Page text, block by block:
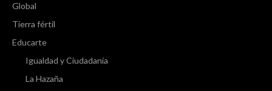
Global
Tierra fértil
Educarte
Igualdad y Ciudadanía
La Hazaña